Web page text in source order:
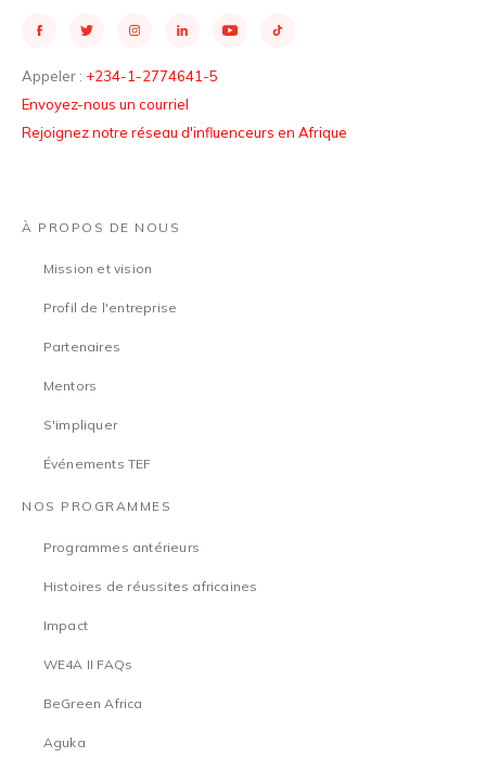
Appeler : +234-1-2774641-5
Envoyez-nous un courriel
Rejoignez notre réseau d'influenceurs en Afrique
À PROPOS DE NOUS
Mission et vision
Profil de l'entreprise
Partenaires
Mentors
S'impliquer
Événements TEF
NOS PROGRAMMES
Programmes antérieurs
Histoires de réussites africaines
Impact
WE4A II FAQs
BeGreen Africa
Aguka